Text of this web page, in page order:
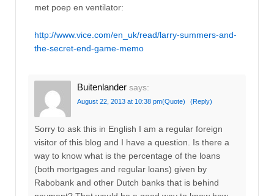
met poep en ventilator:
http://www.vice.com/en_uk/read/larry-summers-and-
the-secret-end-game-memo
Buitenlander says:
August 22, 2013 at 10:38 pm(Quote) (Reply)
Sorry to ask this in English I am a regular foreign
visitor of this blog and I have a question. Is there a
way to know what is the percentage of the loans
(both mortgages and regular loans) given by
Rabobank and other Dutch banks that is behind